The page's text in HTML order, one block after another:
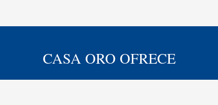
CASA ORO OFRECE